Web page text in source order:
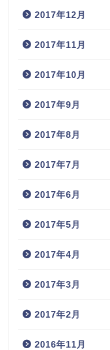
2017年12月
2017年11月
2017年10月
2017年9月
2017年8月
2017年7月
2017年6月
2017年5月
2017年4月
2017年3月
2017年2月
2016年11月